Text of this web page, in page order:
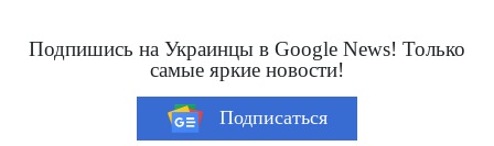
Подпишись на Украинцы в Google News! Только
самые яркие новости!
Подписаться